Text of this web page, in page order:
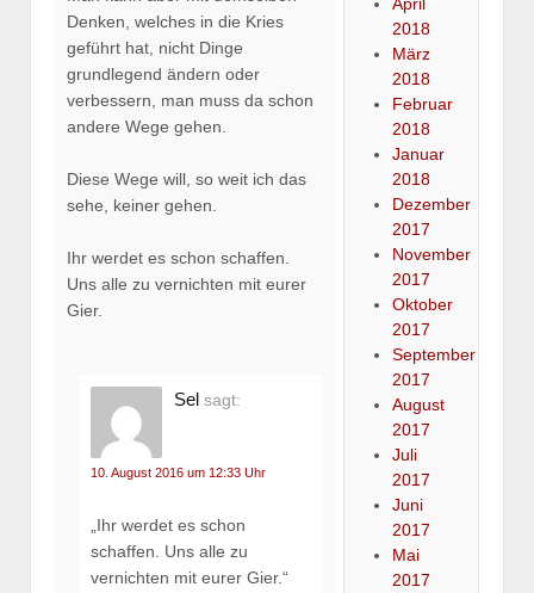
Denken, welches in die Kries
geführt hat, nicht Dinge
grundlegend ändern oder
verbessern, man muss da schon
andere Wege gehen.
Diese Wege will, so weit ich das
sehe, keiner gehen.
Ihr werdet es schon schaffen.
Uns alle zu vernichten mit eurer
Gier.
Sel sagt:
10. August 2016 um 12:33 Uhr
„Ihr werdet es schon
schaffen. Uns alle zu
vernichten mit eurer Gier.“
2018
März
2018
Februar
2018
Januar
2018
Dezember
2017
November
2017
Oktober
2017
September
2017
August
2017
Juli
2017
Juni
2017
Mai
2017